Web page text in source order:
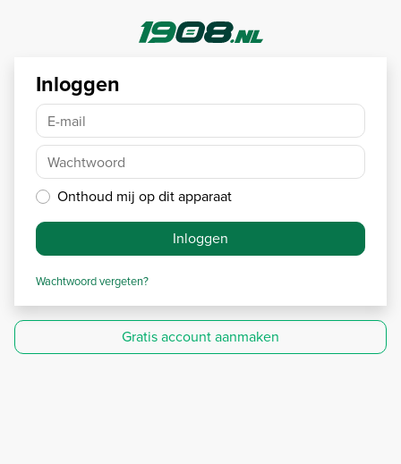
Inloggen
E-mail
Wachtwoord
Onthoud mij op dit apparaat
Inloggen
Wachtwoord vergeten?
Gratis account aanmaken